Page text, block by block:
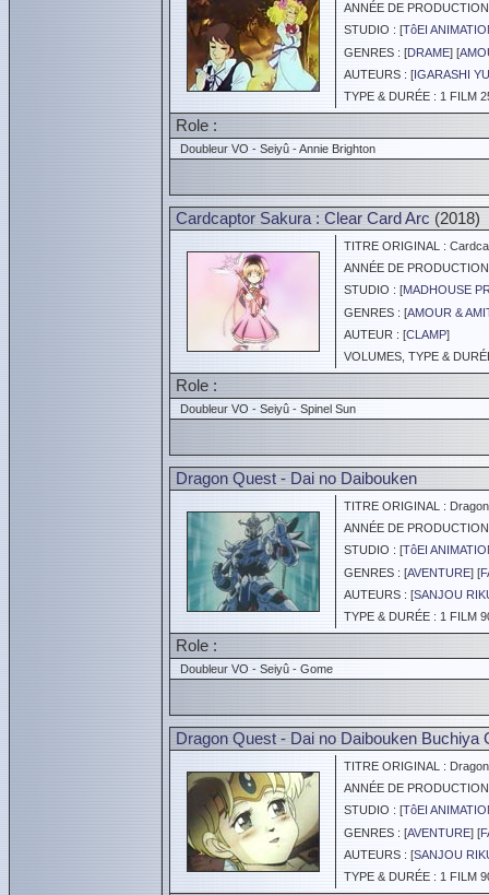
ANNÉE DE
STUDIO : [TôEI
GENRES : [DRAME] [
AUTEURS : [IGARASHI
TYPE & DURÉE : 1 FILM
Role :
Doubleur VO - Seiyû - Annie Brighton
Cardcaptor Sakura : Clear Card Arc (2018)
TITRE ORIGINAL :
ANNÉE DE
STUDIO : [MADHOUSE
GENRES : [AMOUR &
AUTEUR : [CLAMP]
VOLUMES, TYPE &
Role :
Doubleur VO - Seiyû - Spinel Sun
Dragon Quest - Dai no Daibouken
TITRE ORIGINAL :
ANNÉE DE
STUDIO : [TôEI
GENRES : [AVENTURE] [
AUTEURS : [SANJOU
TYPE & DURÉE : 1 FILM
Role :
Doubleur VO - Seiyû - Gome
Dragon Quest - Dai no Daibouken Buchiya
TITRE ORIGINAL :
ANNÉE DE
STUDIO : [TôEI
GENRES : [AVENTURE] [
AUTEURS : [SANJOU
TYPE & DURÉE : 1 FILM